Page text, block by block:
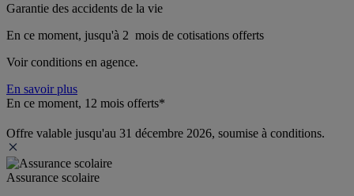
Garantie des accidents de la vie
En ce moment, jusqu'à 2  mois de cotisations offerts
Voir conditions en agence.
En savoir plus
En ce moment, 12 mois offerts*
Offre valable jusqu'au 31 décembre 2026, soumise à conditions.
Assurance scolaire